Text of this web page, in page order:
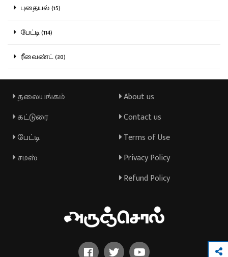
புதையல் (15)
பேட்டி (114)
ரீவைண்ட் (30)
தலையங்கம்
கட்டுரை
பேட்டி
சமஸ்
About us
Contact us
Terms of Use
Privacy Policy
Refund Policy